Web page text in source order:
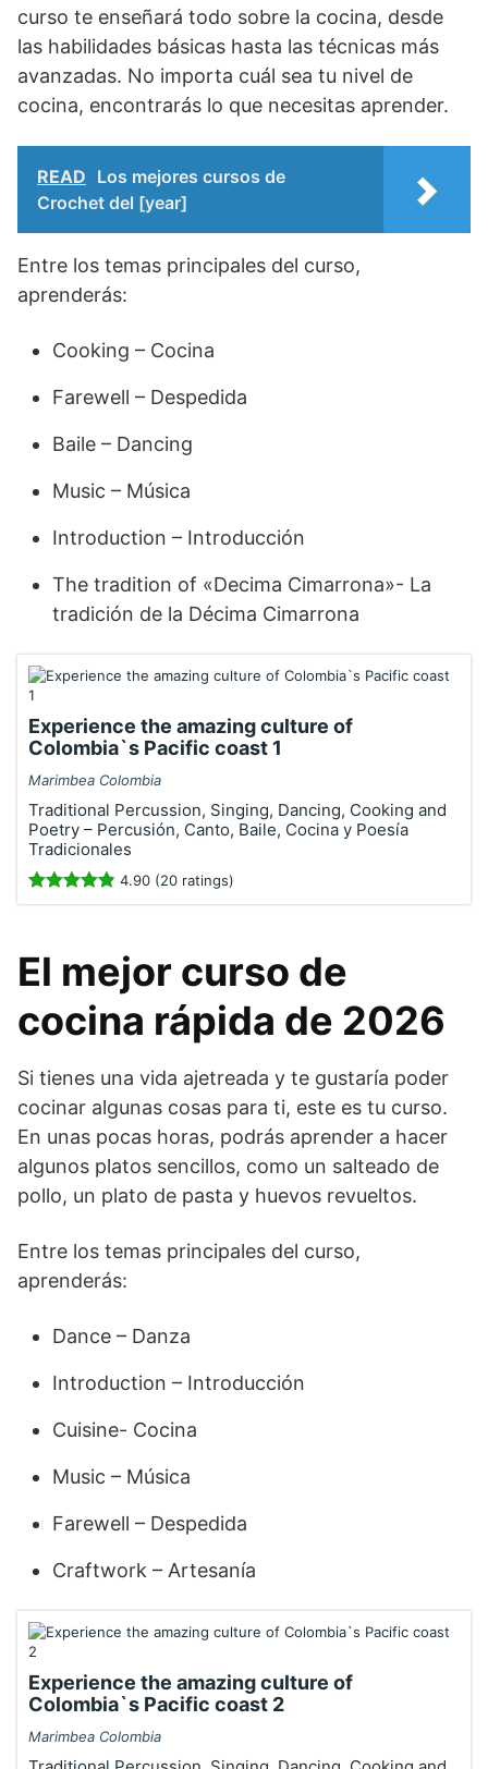
curso te enseñará todo sobre la cocina, desde
las habilidades básicas hasta las técnicas más
avanzadas. No importa cuál sea tu nivel de
cocina, encontrarás lo que necesitas aprender.
READ Los mejores cursos de
Crochet del [year]
Entre los temas principales del curso,
aprenderás:
Cooking – Cocina
Farewell – Despedida
Baile – Dancing
Music – Música
Introduction – Introducción
The tradition of «Decima Cimarrona»- La
tradición de la Décima Cimarrona
Experience the amazing culture of
Colombia`s Pacific coast 1
Marimbea Colombia
Traditional Percussion, Singing, Dancing, Cooking and
Poetry – Percusión, Canto, Baile, Cocina y Poesía
Tradicionales
4.90 (20 ratings)
El mejor curso de
cocina rápida de 2026
Si tienes una vida ajetreada y te gustaría poder
cocinar algunas cosas para ti, este es tu curso.
En unas pocas horas, podrás aprender a hacer
algunos platos sencillos, como un salteado de
pollo, un plato de pasta y huevos revueltos.
Entre los temas principales del curso,
aprenderás:
Dance – Danza
Introduction – Introducción
Cuisine- Cocina
Music – Música
Farewell – Despedida
Craftwork – Artesanía
Experience the amazing culture of
Colombia`s Pacific coast 2
Marimbea Colombia